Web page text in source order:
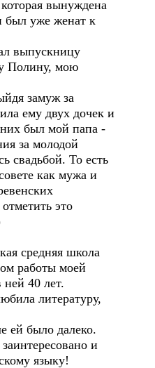
вынуждена
был уже женат к
выпускницу
Полину, мою
замуж за
ему двух дочек и
был мой папа -
за молодой
свадьбой. То есть
как мужа и
это
средняя школа
работы моей
40 лет.
литературу,
ей было далеко.
и
языку!